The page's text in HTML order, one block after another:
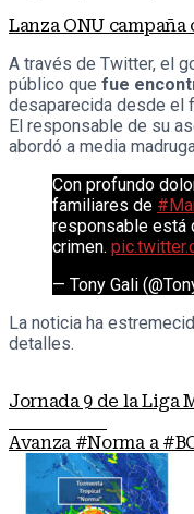
Lanza ONU
A través de Twitter, el
público que fue
desaparecida desde el
El responsable de su
abordó a media
Con profundo
familiares de
responsable está
crimen.
— Tony Gali
La noticia ha
detalles.
Jornada 9 de la Liga
Avanza #Norma a